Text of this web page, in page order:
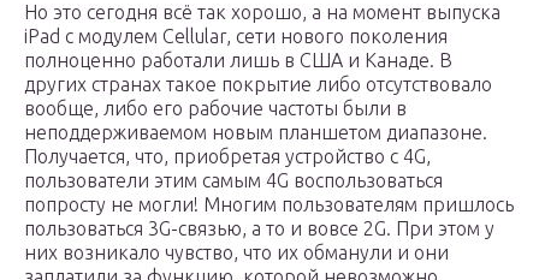
Но это сегодня всё так хорошо, а на момент выпуска
iPad с модулем Cellular, сети нового поколения
полноценно работали лишь в США и Канаде. В
других странах такое покрытие либо отсутствовало
вообще, либо его рабочие частоты были в
неподдерживаемом новым планшетом диапазоне.
Получается, что, приобретая устройство с 4G,
пользователи этим самым 4G воспользоваться
попросту не могли! Многим пользователям пришлось
пользоваться 3G-связью, а то и вовсе 2G. При этом у
них возникало чувство, что их обманули и они